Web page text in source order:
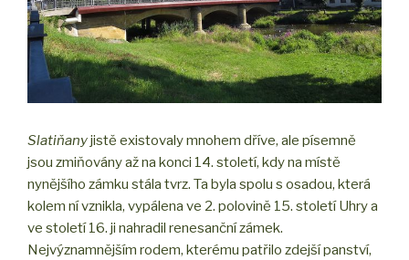
Slatiňanyjistě existovaly mnohem dříve, ale písemně
jsou zmiňovány až na konci 14. století, kdy na místě
nynějšího zámku stála tvrz. Ta byla spolu s osadou, která
kolem ní vznikla, vypálena ve 2. polovině 15. století Uhry a
ve století 16. ji nahradil renesanční zámek.
Nejvýznamnějším rodem, kterému patřilo zdejší panství,